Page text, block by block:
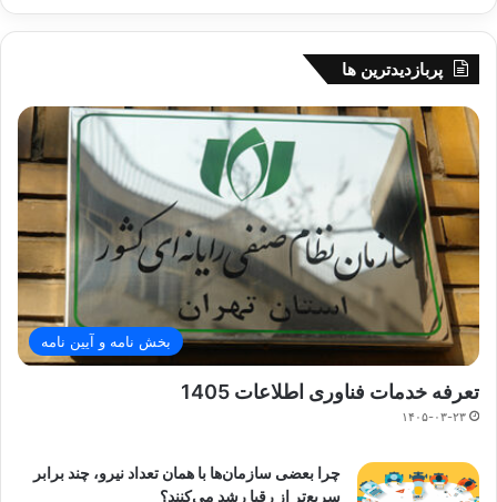
پربازدیدترین ها
بخش نامه و آیین نامه
تعرفه خدمات فناوری اطلاعات 1405
۱۴۰۵-۰۳-۲۳
چرا بعضی سازمان‌ها با همان تعداد نیرو، چند برابر
سریع‌تر از رقبا رشد می‌کنند؟